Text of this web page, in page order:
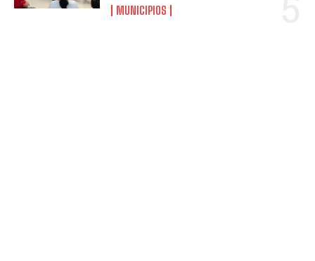
MUNICIPIOS